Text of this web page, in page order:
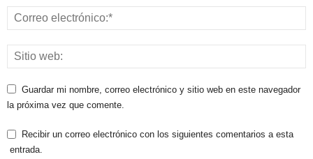
Guardar mi nombre, correo electrónico y sitio web en este navegador
la próxima vez que comente.
Recibir un correo electrónico con los siguientes comentarios a esta
entrada.